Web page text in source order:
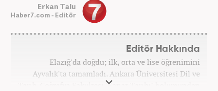
Erkan Talu
Haber7.com - Editör
Editör Hakkında
Elazığ'da doğdu; ilk, orta ve lise öğrenimini
Ayvalık'ta tamamladı. Ankara Üniversitesi Dil ve
Tarih-Coğrafya Fakültesi "Sanat Tarihi" bölümünden